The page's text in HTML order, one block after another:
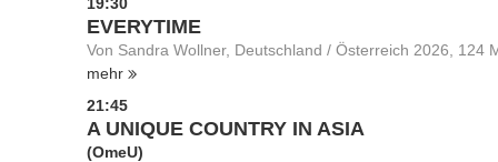
EVERYTIME
Von Sandra Wollner, Deutschland / Österreich 2026, 124
mehr
21:45
A UNIQUE COUNTRY IN ASIA
(OmeU)